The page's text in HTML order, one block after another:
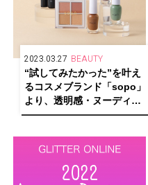
2023.03.27 BEAUTY
“試してみたかった”を叶え
るコスメブランド「sopo」
より、透明感・ヌーディ
ー・⾎⾊感を引き出す新作